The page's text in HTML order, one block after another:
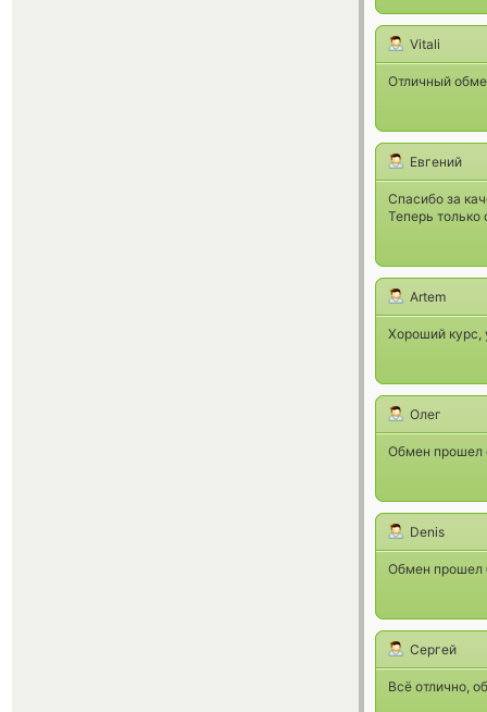
Vitali
Отличный
Евгений
Спасибо за
Теперь только
Artem
Хороший курс,
Олег
Обмен прошел
Denis
Обмен прошел
Сергей
Всё отлично,